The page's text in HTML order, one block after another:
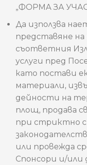
„ФОРМА ЗА
Да използва
представяне
съответния
услуги пред
като постави
материали,
дейности на
площ, продава
при стриктно
или провежда
Спонсори и/или